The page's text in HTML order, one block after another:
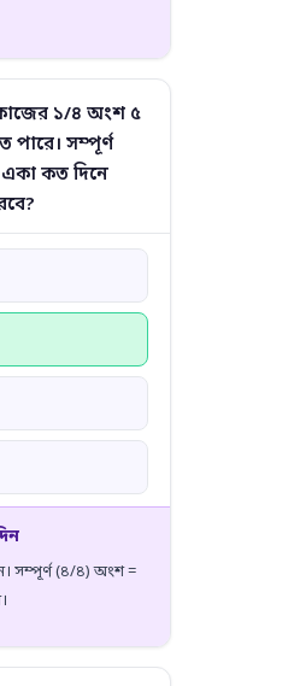
১/৪ অংশ ৫
পারে। সম্পূর্ণ
কত দিনে
সম্পূর্ণ (৪/৪) অংশ =